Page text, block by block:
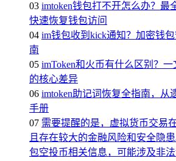
03 imtoken钱包打不开怎么办？最
快速恢复钱包访问
04 im钱包收到kick通知？加密钱
南
05 imToken和火币有什么区别？
的核心差异
06 imtoken助记词恢复全指南，从
手册
07 需要提醒的是，虚拟货币交易
且存在较大的金融风险和安全隐
包空投币相关信息，可能涉及非